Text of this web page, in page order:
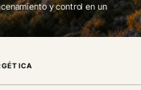
y control en un